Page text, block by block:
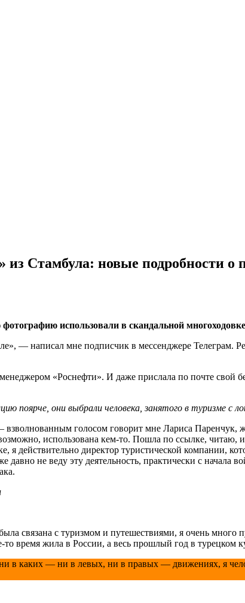
из Стамбула: новые подробности
использовали в скандальной
— написал мне подписчик в мессенджере Телеграм.
«Роснефти». И даже прислала по почте свой
они выбрали человека, занятого в туризме с
голосом говорит мне Лариса
использована кем-то. Пошла по ссылке,
действительно директор туристической компании,
давно не веду эту деятельность, практически с
связана с туризмом и путешествиями, я очень
время жила в России, а весь прошлый год в турецком
в каких — ни в левых, ни в правых — движениях, я